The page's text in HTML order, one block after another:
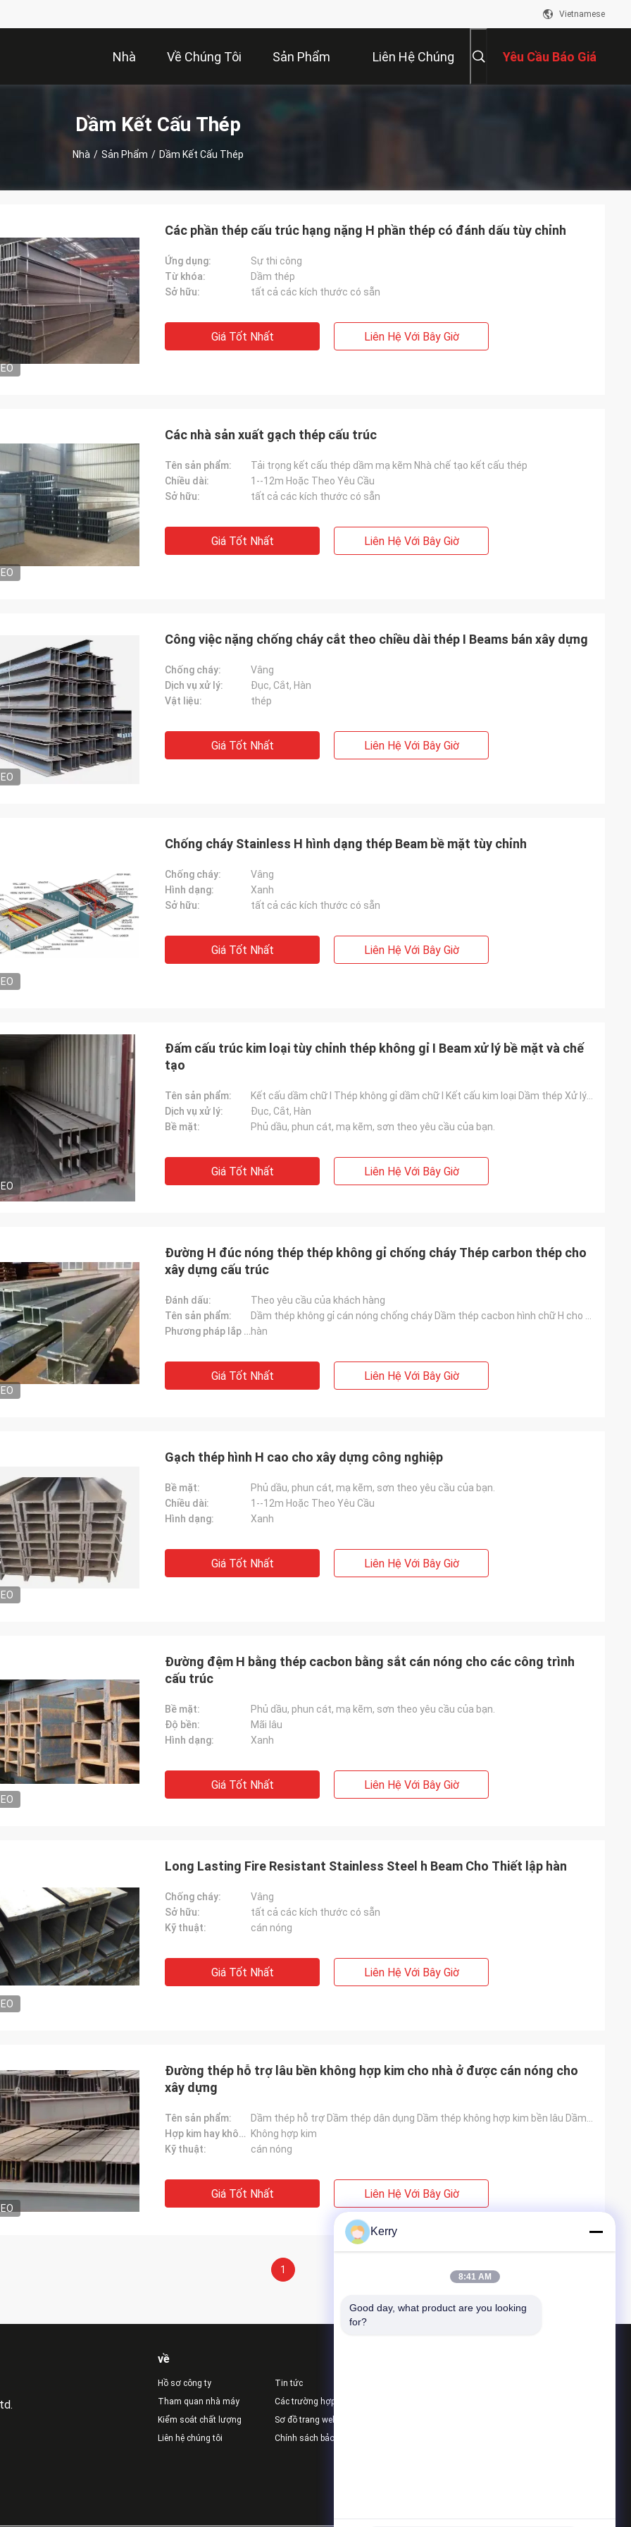
Vietnamese
Nhà Về Chúng Tôi Sản Phẩm Liên Hệ Chúng Yêu Cầu Báo Giá
Dầm Kết Cấu Thép
Nhà / Sản Phẩm / Dầm Kết Cấu Thép
Bà
và sản phẩm tốt. Vận chuyển
và mọi thứ diễn ra rất tốt.
"Chúng tôi đã nhận được nó 8 ngày trước
đã có trong nhà máy.Bất cứ điều gì chúng
tôi liên lạc với bạn"
Các phần thép cấu trúc hạng nặng H phần thép có đánh dấu tùy chỉnh
Ứng dụng:
Sự thi công
Từ khóa:
Dầm thép
Sở hữu:
tất cả các kích thước có sẵn
Giá Tốt Nhất Liên Hệ Với Bây Giờ
Các nhà sản xuất gạch thép cấu trúc
Tên sản phẩm:
Tải trọng kết cấu thép dầm mạ kẽm Nhà chế tạo kết cấu thép
Chiều dài:
1--12m Hoặc Theo Yêu Cầu
Sở hữu:
tất cả các kích thước có sẵn
Giá Tốt Nhất Liên Hệ Với Bây Giờ
Công việc nặng chống cháy cắt theo chiều dài thép I Beams bán xây dựng
Chống cháy:
Vâng
Dịch vụ xử lý:
Đục, Cắt, Hàn
Vật liệu:
thép
Giá Tốt Nhất Liên Hệ Với Bây Giờ
Chống cháy Stainless H hình dạng thép Beam bề mặt tùy chỉnh
Chống cháy:
Vâng
Hình dạng:
Xanh
Sở hữu:
tất cả các kích thước có sẵn
Giá Tốt Nhất Liên Hệ Với Bây Giờ
Đấm cấu trúc kim loại tùy chỉnh thép không gỉ I Beam xử lý bề mặt và chế
tạo
Tên sản phẩm:
Dịch vụ xử lý:
Đục, Cắt, Hàn
Bề mặt:
Phủ dầu, phun cát, mạ kẽm, sơn theo yêu cầu của bạn.
Giá Tốt Nhất Liên Hệ Với Bây Giờ
Đường H đúc nóng thép thép không gỉ chống cháy Thép carbon thép cho
xây dựng cấu trúc
Đánh dấu:
Theo yêu cầu của khách hàng
Tên sản phẩm:
Phương pháp lắp đặt:hàn
Giá Tốt Nhất Liên Hệ Với Bây Giờ
Gạch thép hình H cao cho xây dựng công nghiệp
Bề mặt:
Phủ dầu, phun cát, mạ kẽm, sơn theo yêu cầu của bạn.
Chiều dài:
1--12m Hoặc Theo Yêu Cầu
Hình dạng:
Xanh
Giá Tốt Nhất Liên Hệ Với Bây Giờ
Đường đệm H bằng thép cacbon bằng sắt cán nóng cho các công trình
cấu trúc
Bề mặt:
Phủ dầu, phun cát, mạ kẽm, sơn theo yêu cầu của bạn.
Độ bền:
Mãi lâu
Hình dạng:
Xanh
Giá Tốt Nhất Liên Hệ Với Bây Giờ
Long Lasting Fire Resistant Stainless Steel h Beam Cho Thiết lập hàn
Chống cháy:
Vâng
Sở hữu:
tất cả các kích thước có sẵn
Kỹ thuật:
cán nóng
Giá Tốt Nhất Liên Hệ Với Bây Giờ
Đường thép hỗ trợ lâu bền không hợp kim cho nhà ở được cán nóng cho
xây dựng
Tên sản phẩm:
Hợp kim hay không:
Không hợp kim
Kỹ thuật:
cán nóng
Giá Tốt Nhất Liên Hệ Với Bây Giờ
1
về
Hồ sơ công ty
Tham quan nhà máy
Kiểm soát chất lượng
Liên hệ chúng tôi
Tin tức
Các trường hợp
Sơ đồ trang web
Chính sách bảo mật
Kerry
8:41 AM
Good day, what product are you looking
for?